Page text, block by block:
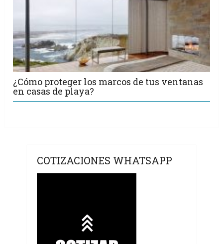
¿Cómo proteger los marcos de tus ventanas
en casas de playa?
COTIZACIONES WHATSAPP